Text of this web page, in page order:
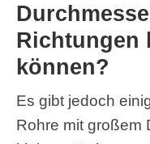
Richtungen
können?
Es gibt jedoch
Rohre mit großem